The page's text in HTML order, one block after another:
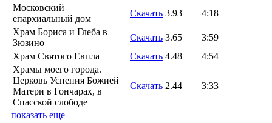
Московский
епархиальный дом
Скачать 3.93
4:18
Храм Бориса и Глеба в
Зюзино
Скачать 3.65
3:59
Храм Святого Евпла
Скачать 4.48
4:54
Храмы моего города.
Церковь Успения Божией
Матери в Гончарах, в
Спасской слободе
Скачать 2.44 3:33
показать еще